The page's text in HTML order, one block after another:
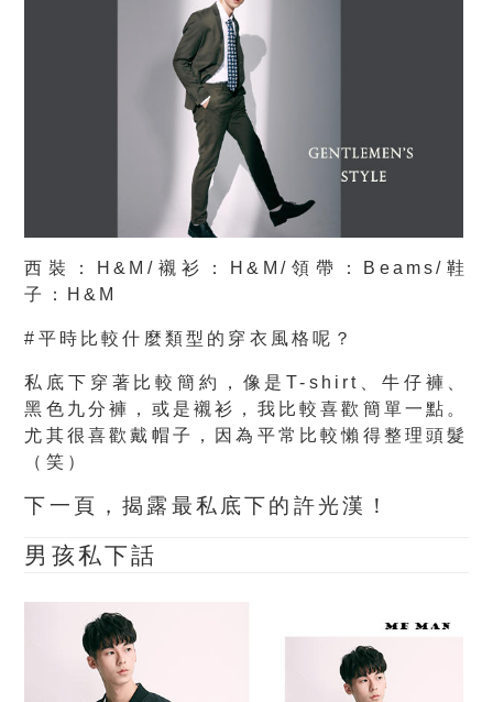
西裝：H&M/襯衫：H&M/領帶：Beams/鞋
子：H&M
#平時比較什麼類型的穿衣風格呢？
私底下穿著比較簡約，像是T-shirt、牛仔褲、
黑色九分褲，或是襯衫，我比較喜歡簡單一點。
尤其很喜歡戴帽子，因為平常比較懶得整理頭髮
（笑）
下一頁，揭露最私底下的許光漢！
男孩私下話